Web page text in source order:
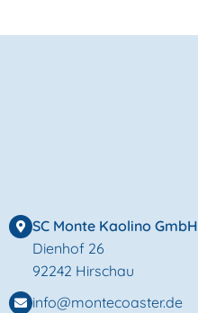
SC Monte Kaolino GmbH
Dienhof 26
92242 Hirschau
info@montecoaster.de